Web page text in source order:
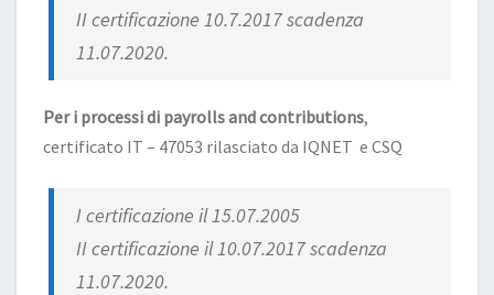
II certificazione 10.7.2017 scadenza
11.07.2020.
Per i processi di payrolls and contributions,
certificato IT – 47053 rilasciato da IQNET e CSQ
I certificazione il 15.07.2005
II certificazione il 10.07.2017 scadenza
11.07.2020.